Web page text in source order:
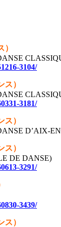
3104/
）
3181/
）
D’AIX-
）
DE DANSE)
3291/
3439/
）